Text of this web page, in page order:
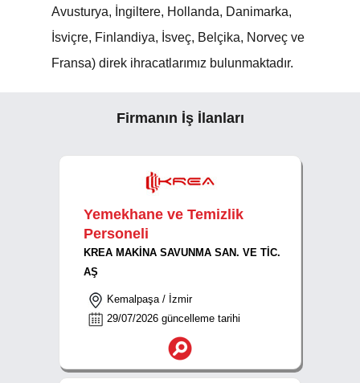
Avusturya, İngiltere, Hollanda, Danimarka,
İsviçre, Finlandiya, İsveç, Belçika, Norveç ve
Fransa) direk ihracatlarımız bulunmaktadır.
Firmanın İş İlanları
Yemekhane ve Temizlik
Personeli
KREA MAKİNA SAVUNMA SAN. VE TİC.
AŞ
Kemalpaşa / İzmir
29/07/2026 güncelleme tarihi